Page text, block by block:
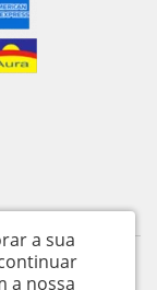
60
a sua
a nossa